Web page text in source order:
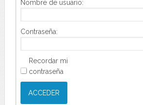
Nombre de usuario:
Contraseña:
Recordar mi
contraseña
ACCEDER